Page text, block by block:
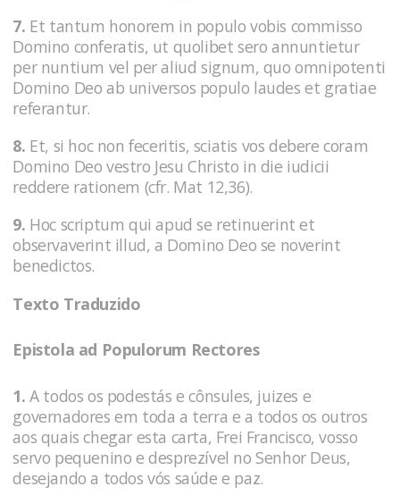
7. Et tantum honorem in populo vobis commisso
Domino conferatis, ut quolibet sero annuntietur
per nuntium vel per aliud signum, quo omnipotenti
Domino Deo ab universos populo laudes et gratiae
referantur.
8. Et, si hoc non feceritis, sciatis vos debere coram
Domino Deo vestro Jesu Christo in die iudicii
reddere rationem (cfr. Mat 12,36).
9. Hoc scriptum qui apud se retinuerint et
observaverint illud, a Domino Deo se noverint
benedictos.
Texto Traduzido
Epistola ad Populorum Rectores
1. A todos os podestás e cônsules, juizes e
governadores em toda a terra e a todos os outros
aos quais chegar esta carta, Frei Francisco, vosso
servo pequenino e desprezível no Senhor Deus,
desejando a todos vós saúde e paz.